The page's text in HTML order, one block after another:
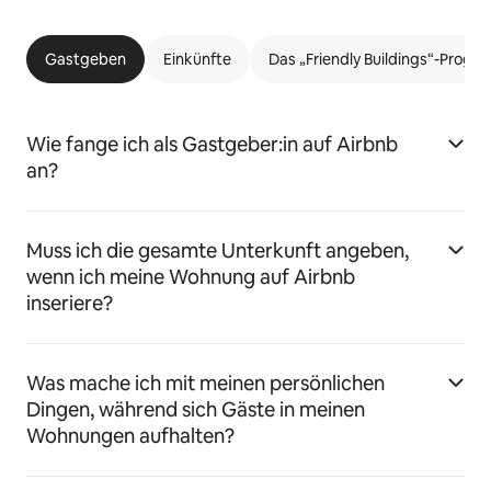
Gastgeben Einkünfte Das „Friendly Buildings“-
Wie fange ich als Gastgeber:in auf Airbnb
an?
Muss ich die gesamte Unterkunft angeben,
wenn ich meine Wohnung auf Airbnb
inseriere?
Was mache ich mit meinen persönlichen
Dingen, während sich Gäste in meinen
Wohnungen aufhalten?